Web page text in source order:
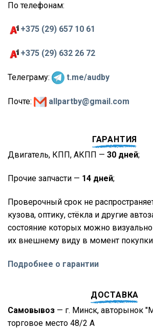
По телефонам:
+375 (29) 657 10 61
+375 (29) 632 26 72
Телеграму: t.me/audby
Почте: allpartby@gmail.com
ГАРАНТИЯ
Двигатель, КПП, АКПП — 30 дней;
Прочие запчасти — 14 дней;
Проверочный срок не
кузова, оптику, стёкла и другие
состояние которых можно
их внешнему виду в момент
Подробнее о гарантии
ДОСТАВКА
Самовывоз — г. Минск, авторынок
торговое место 48/2 А